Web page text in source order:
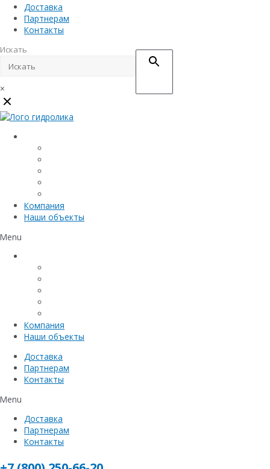
Доставка
Партнерам
Контакты
Искать
×
Компания
Наши объекты
Menu
Компания
Наши объекты
Доставка
Партнерам
Контакты
Menu
Доставка
Партнерам
Контакты